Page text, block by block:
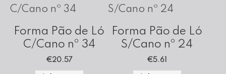
Forma Pão de Ló
C/Cano nº 34
€20.57
Forma Pão de Ló
S/Cano nº 24
€5.61